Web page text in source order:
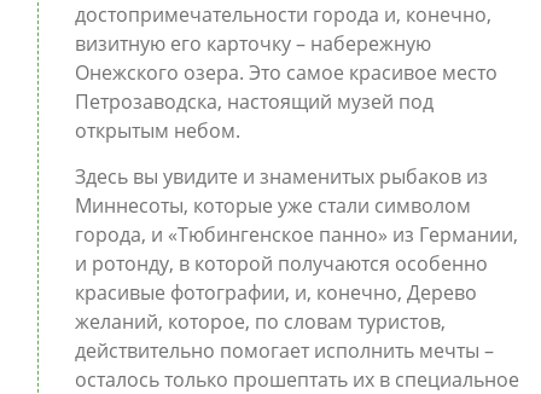
достопримечательности города и, конечно,
визитную его карточку – набережную
Онежского озера. Это самое красивое место
Петрозаводска, настоящий музей под
открытым небом.
Здесь вы увидите и знаменитых рыбаков из
Миннесоты, которые уже стали символом
города, и «Тюбингенское панно» из Германии,
и ротонду, в которой получаются особенно
красивые фотографии, и, конечно, Дерево
желаний, которое, по словам туристов,
действительно помогает исполнить мечты –
осталось только прошептать их в специальное